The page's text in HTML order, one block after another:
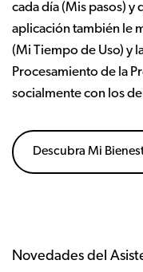
cada día (Mis pasos) y
aplicación también le
(Mi Tiempo de Uso) y
Procesamiento de la
socialmente con los
Descubra Mi
Novedades del